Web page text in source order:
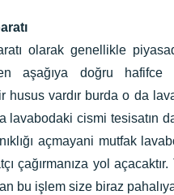
olarak genellikle
aşağıya doğru hafifce
husus vardır burda o da
lavabodaki cismi tesisatın
açmayani mutfak
çağırmanıza yol
bu işlem size biraz